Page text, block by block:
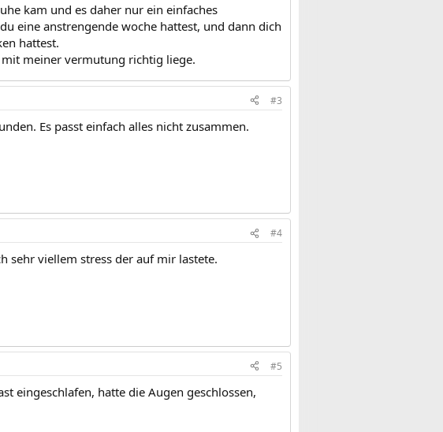
kam und es daher nur ein einfaches
eine anstrengende woche hattest, und dann dich
hattest.
meiner vermutung richtig liege.
#3
Es passt einfach alles nicht zusammen.
#4
sehr viellem stress der auf mir lastete.
#5
eingeschlafen, hatte die Augen geschlossen,